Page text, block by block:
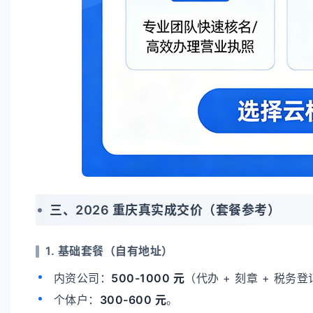
三、2026 重庆真实成交价（套餐参考）
1. 基础套餐（自有地址）
内资公司： 500-1000 元 （代办 + 刻章 + 税务登
个体户： 300-600 元。